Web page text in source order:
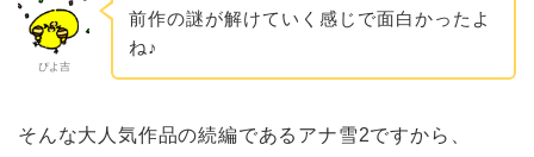
ぴよ吉
前作の謎が解けていく感じで面白かったよ
ね♪
そんな大人気作品の続編であるアナ雪2ですから、